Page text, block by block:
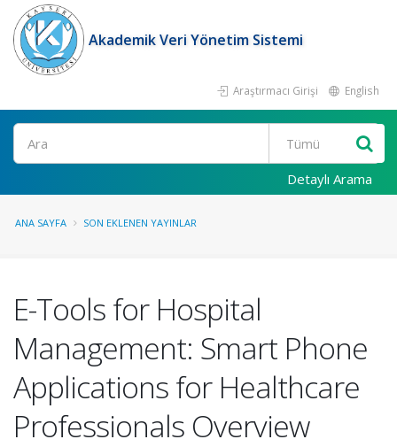
Akademik Veri Yönetim Sistemi
Araştırmacı Girişi English
Ara
Detaylı Arama
ANA SAYFA SON EKLENEN YAYINLAR
E-Tools for Hospital
Management: Smart Phone
Applications for Healthcare
Professionals Overview